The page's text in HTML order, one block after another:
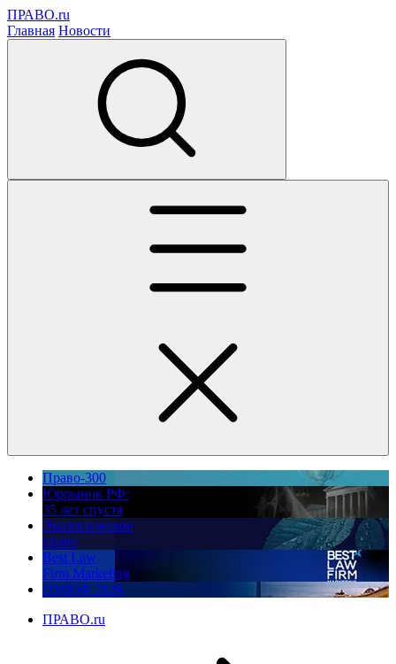
ПРАВО.ru
Главная Новости
Право-300
Юррынок РФ:
35 лет спустя
Экологическое
право
Best Law
Firm Marketing
ПМЮФ 2026
ПРАВО.ru